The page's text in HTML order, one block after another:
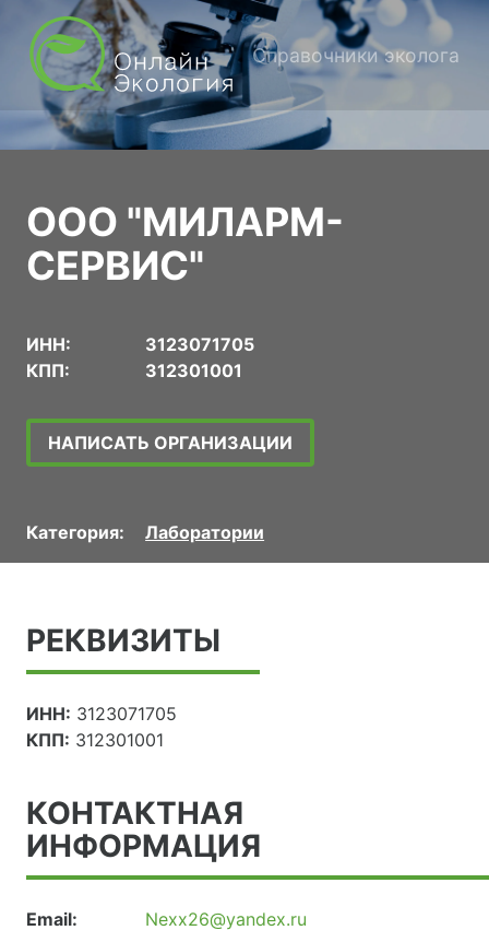
Справочники эколога
ООО "МИЛАРМ-
СЕРВИС"
ИНН:
3123071705
КПП:
312301001
НАПИСАТЬ ОРГАНИЗАЦИИ
Категория: Лаборатории
РЕКВИЗИТЫ
ИНН: 3123071705
КПП: 312301001
КОНТАКТНАЯ
ИНФОРМАЦИЯ
Email: Nexx26@yandex.ru